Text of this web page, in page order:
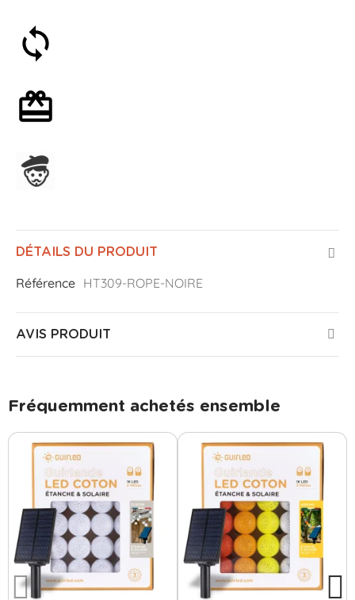
DÉTAILS DU PRODUIT
Référence HT309-ROPE-NOIRE
AVIS PRODUIT
Fréquemment achetés ensemble